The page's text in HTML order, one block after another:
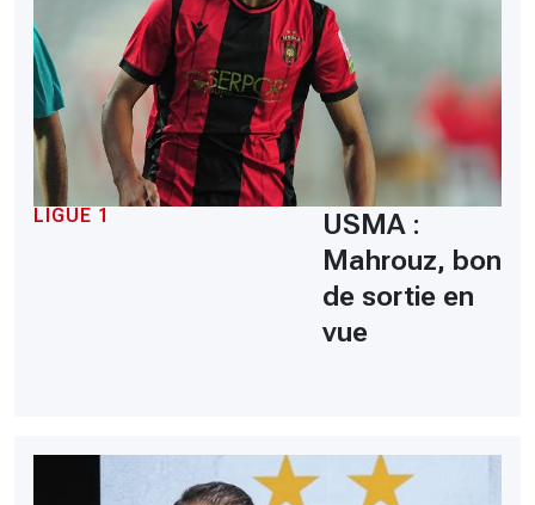
LIGUE 1
USMA :
Mahrouz, bon
de sortie en
vue